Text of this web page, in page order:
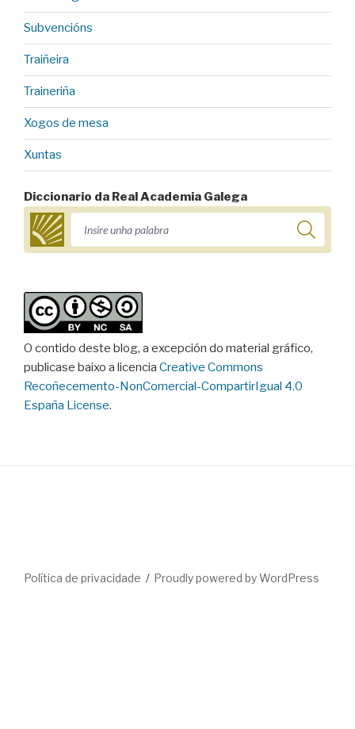
Subvencións
Traiñeira
Traineriña
Xogos de mesa
Xuntas
Diccionario da Real Academia Galega
O contido deste blog, a excepción do material gráfico,
publicase baixo a licencia Creative Commons
Recoñecemento-NonComercial-CompartirIgual 4.0
España License.
Política de privacidade Proudly powered by WordPress